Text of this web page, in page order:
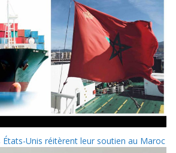
États-Unis réitèrent leur soutien au Maroc